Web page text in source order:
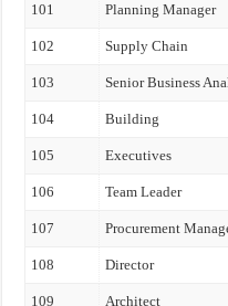
101 Planning Manager
102 Supply Chain
103 Senior Business
104 Building
105 Executives
106 Team Leader
107 Procurement
108 Director
109 Architect